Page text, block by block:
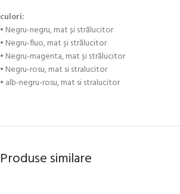
culori:
• Negru-negru, mat și strălucitor
• Negru-fluo, mat și strălucitor
• Negru-magenta, mat și strălucitor
• Negru-rosu, mat si stralucitor
• alb-negru-rosu, mat si stralucitor
Produse similare